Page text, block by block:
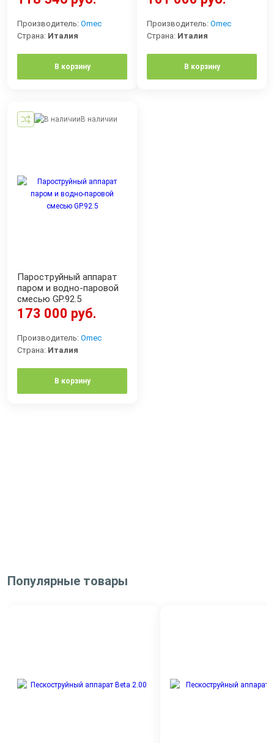
Производитель: Omec
Страна: Италия
В корзину
Производитель: Omec
Страна: Италия
В корзину
В наличии
Пароструйный аппарат
паром и водно-паровой
смесью GP.92.5
173 000 руб.
Производитель: Omec
Страна: Италия
В корзину
Популярные товары